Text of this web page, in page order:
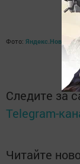
Фото: Яндекс.Новости
Следите за
Telegram-
Читайте